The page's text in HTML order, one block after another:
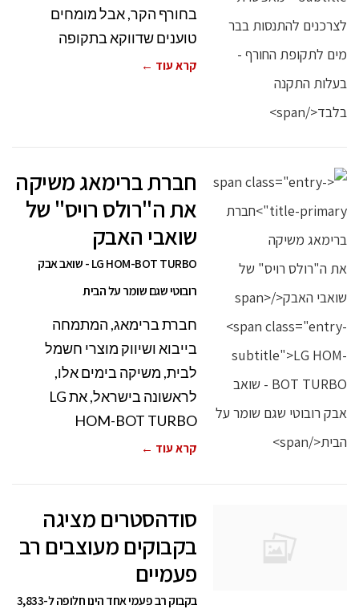
בחורף הקר, אבל מומחים
טוענים שדווקא בתקופה
קרא עוד ←
חברת ברימאג משיקה
את ה"רולס רויס" של
שואבי האבק
LG HOM-BOT TURBO - שואב אבק
רובוטי שגם שומר על הבית
חברת ברימאג, המתמחה
בייבוא ושיווק מוצרי חשמל
לבית, משיקה בימים אלו,
לראשונה בישראל, את LG
HOM-BOT TURBO
קרא עוד ←
סודהסטרים מציגה
בקבוקים מעוצבים רב
פעמיים
בקבוק רב פעמי אחד הינו חלופה ל-3,833